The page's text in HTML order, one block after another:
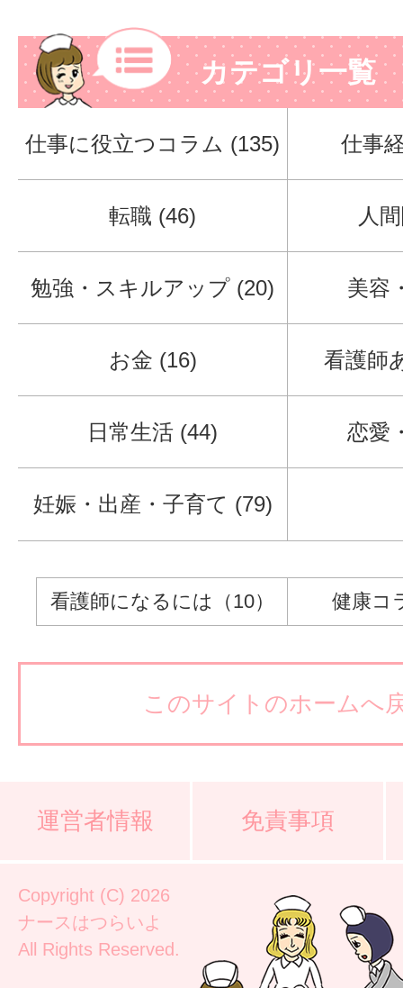
カテゴリ一覧
仕事に役立つコラム (135) 仕事
転職 (46) 人
勉強・スキルアップ (20) 美容
お金 (16) 看護師
日常生活 (44) 恋愛
妊娠・出産・子育て (79)
看護師になるには（10） 健康コ
このサイトのホームへ
運営者情報 免責事項
Copyright (C) 2026
ナースはつらいよ
All Rights Reserved.